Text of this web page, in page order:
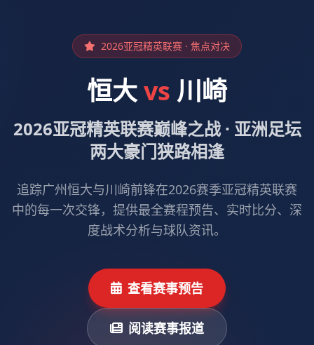
2026亚冠精英联赛 · 焦点对决
恒大vs 川崎
2026亚冠精英联赛巅峰之战 · 亚洲足坛
两大豪门狭路相逢
追踪广州恒大与川崎前锋在2026赛季亚冠精英联赛
中的每一次交锋，提供最全赛程预告、实时比分、深
度战术分析与球队资讯。
查看赛事预告
阅读赛事报道